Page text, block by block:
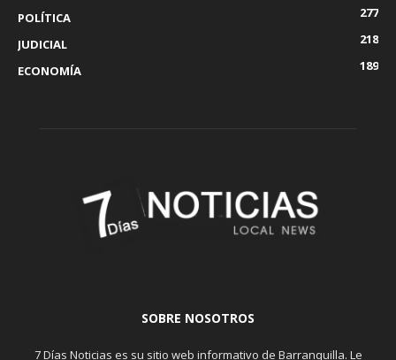
POLÍTICA
277
JUDICIAL
218
ECONOMÍA
189
SOBRE NOSOTROS
7 Días Noticias es su sitio web informativo de Barranquilla. Le